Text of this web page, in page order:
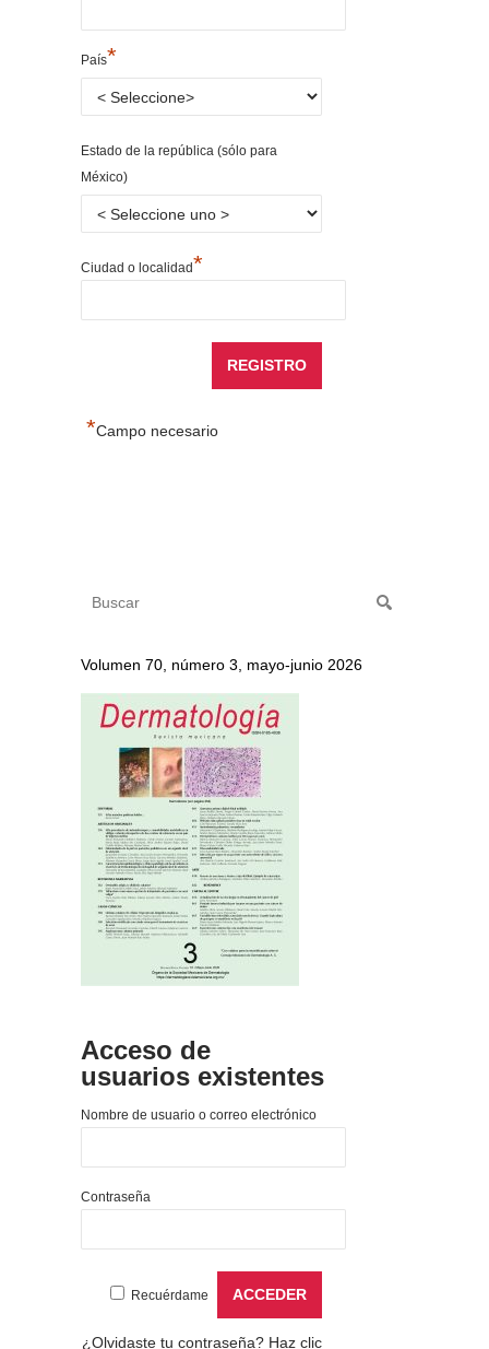
País*
Estado de la república (sólo para
México)
Ciudad o localidad*
*Campo necesario
Volumen 70, número 3, mayo-junio 2026
Acceso de
usuarios existentes
Nombre de usuario o correo electrónico
Contraseña
Recuérdame
¿Olvidaste tu contraseña? Haz clic